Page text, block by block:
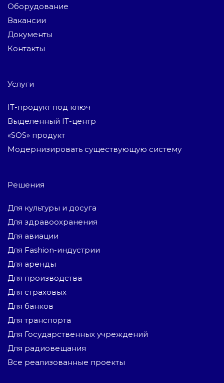
Оборудование
Вакансии
Документы
Контакты
Услуги
IT-продукт под ключ
Выделенный IT-центр
«SOS» продукт
Модернизировать существующую систему
Решения
Для культуры и досуга
Для здравоохранения
Для авиации
Для Fashion-индустрии
Для аренды
Для производства
Для страховых
Для банков
Для транспорта
Для Государственных учреждений
Для радиовещания
Все реализованные проекты